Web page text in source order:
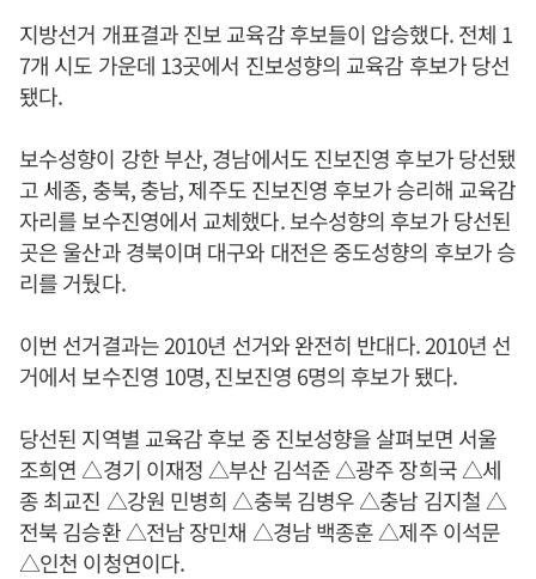
지방선거 개표결과 진보 교육감 후보들이 압승했다. 전체 1
7개 시도 가운데 13곳에서 진보성향의 교육감 후보가 당선
됐다.
보수성향이 강한 부산, 경남에서도 진보진영 후보가 당선됐
고 세종, 충북, 충남, 제주도 진보진영 후보가 승리해 교육감
자리를 보수진영에서 교체했다. 보수성향의 후보가 당선된
곳은 울산과 경북이며 대구와 대전은 중도성향의 후보가 승
리를 거뒀다.
이번 선거결과는 2010년 선거와 완전히 반대다. 2010년 선
거에서 보수진영 10명, 진보진영 6명의 후보가 됐다.
당선된 지역별 교육감 후보 중 진보성향을 살펴보면 서울
조희연 △경기 이재정 △부산 김석준 △광주 장희국 △세
종 최교진 △강원 민병희 △충북 김병우 △충남 김지철 △
전북 김승환 △전남 장민채 △경남 백종훈 △제주 이석문
△인천 이청연이다.